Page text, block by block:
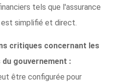
tels que l'assurance
simplifié et direct.
critiques concernant les
gouvernement :
être configurée pour